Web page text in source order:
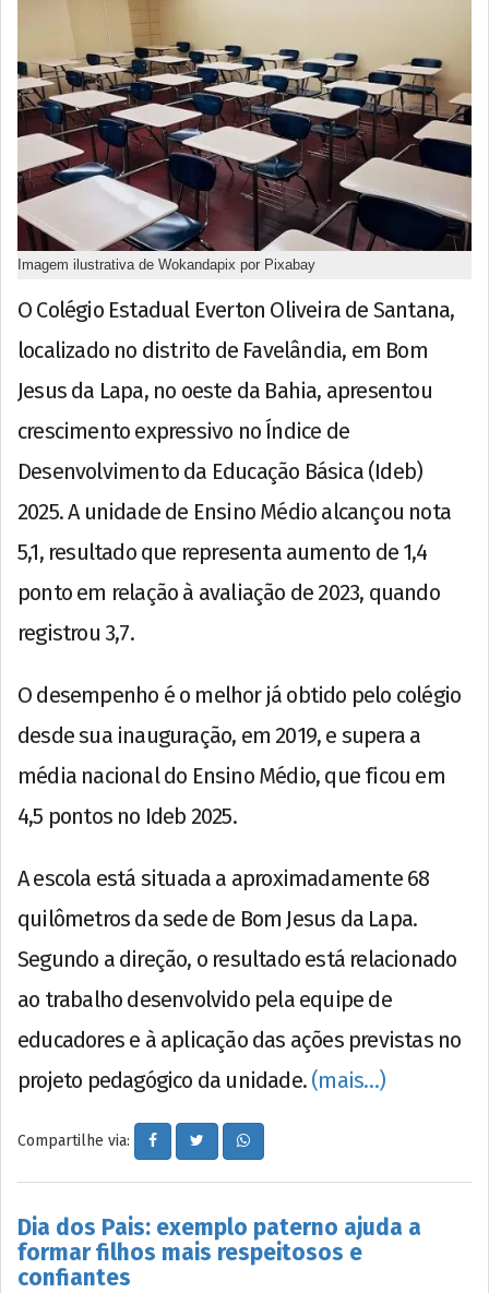
Imagem ilustrativa de Wokandapix por Pixabay
O Colégio Estadual Everton Oliveira de Santana,
localizado no distrito de Favelândia, em Bom
Jesus da Lapa, no oeste da Bahia, apresentou
crescimento expressivo no Índice de
Desenvolvimento da Educação Básica (Ideb)
2025. A unidade de Ensino Médio alcançou nota
5,1, resultado que representa aumento de 1,4
ponto em relação à avaliação de 2023, quando
registrou 3,7.
O desempenho é o melhor já obtido pelo colégio
desde sua inauguração, em 2019, e supera a
média nacional do Ensino Médio, que ficou em
4,5 pontos no Ideb 2025.
A escola está situada a aproximadamente 68
quilômetros da sede de Bom Jesus da Lapa.
Segundo a direção, o resultado está relacionado
ao trabalho desenvolvido pela equipe de
educadores e à aplicação das ações previstas no
projeto pedagógico da unidade. (mais…)
Compartilhe via:
Dia dos Pais: exemplo paterno ajuda a
formar filhos mais respeitosos e
confiantes